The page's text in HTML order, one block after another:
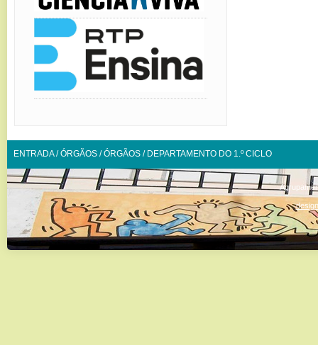
ENTRADA / ÓRGÃOS / ÓRGÃOS /DEPARTAMENTO DO 1.º CICLO